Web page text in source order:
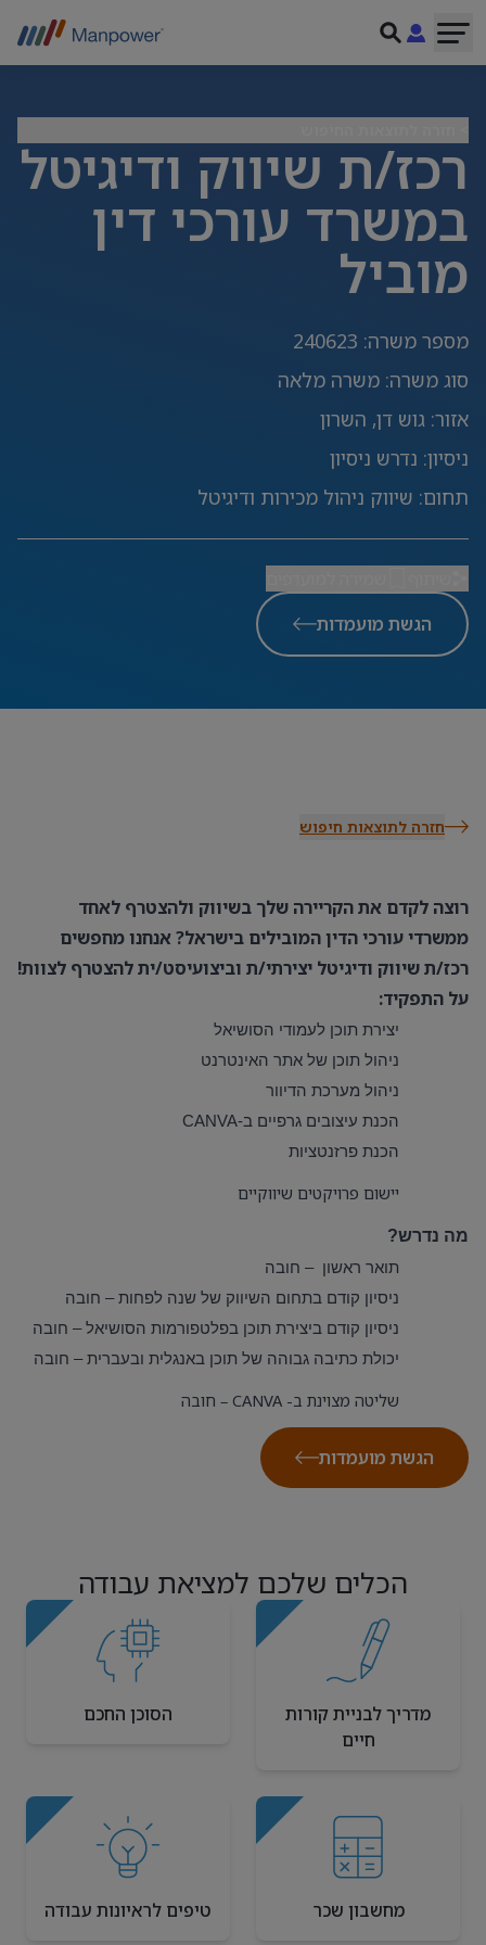
רכז/ת שיווק ודיגיטל
במשרד עורכי דין
מוביל
מספר משרה:
240623
סוג משרה: משרה מלאה
אזור: גוש דן, השרון
ניסיון: נדרש ניסיון
תחום: שיווק ניהול מכירות ודיגיטל
הגשת מועמדות
חזרה לתוצאות חיפוש
רוצה לקדם את הקריירה שלך בשיווק ולהצטרף לאחד
ממשרדי עורכי הדין המובילים בישראל? אנחנו מחפשים
רכז/ת שיווק ודיגיטל יצירתי/ת וביצועיסט/ית להצטרף לצוות!
על התפקיד:
יצירת תוכן לעמודי הסושיאל
ניהול תוכן של אתר האינטרנט
ניהול מערכת הדיוור
הכנת עיצובים גרפיים ב-CANVA
הכנת פרזנטציות
יישום פרויקטים שיווקיים
מה נדרש?
תואר ראשון – חובה
ניסיון קודם בתחום השיווק של שנה לפחות – חובה
ניסיון קודם ביצירת תוכן בפלטפורמות הסושיאל – חובה
יכולת כתיבה גבוהה של תוכן באנגלית ובעברית – חובה
שליטה מצוינת ב- CANVA – חובה
הגשת מועמדות
הכלים שלכם למציאת עבודה
מדריך לבניית קורות
חיים
הסוכן החכם
מחשבון שכר טיפים לראיונות עבודה